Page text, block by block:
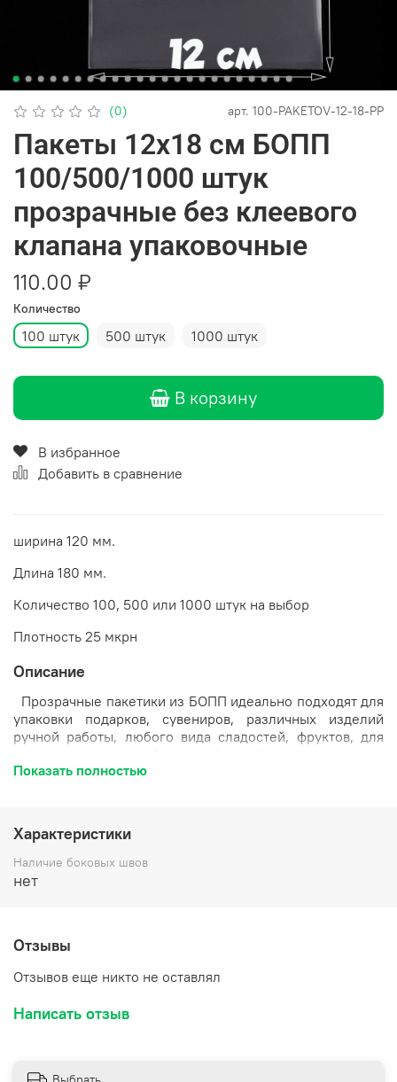
(0) арт. 100-PAKETOV-12-18-PP
Пакеты 12х18 см БОПП
100/500/1000 штук
прозрачные без клеевого
клапана упаковочные
110.00 ₽
Количество
100 штук 500 штук 1000 штук
В корзину
В избранное
Добавить в сравнение
ширина 120 мм.
Длина 180 мм.
Количество 100, 500 или 1000 штук на выбор
Плотность 25 мкрн
Описание
Прозрачные пакетики из БОПП идеально подходят для
упаковки подарков, сувениров, различных изделий
ручной работы, любого вида сладостей, фруктов, для
Показать полностью
Характеристики
Наличие боковых швов
нет
Отзывы
Отзывов еще никто не оставлял
Написать отзыв